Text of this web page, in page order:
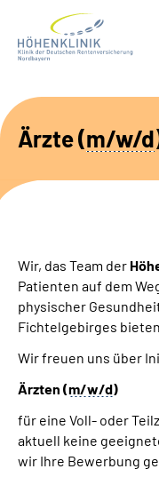
Service
Karriere
Suche
Gebärdensprache
Ärzte (m/w/d
Wir, das Team der
Patienten auf dem
physischer
Fichtelgebirges
Wir freuen uns über
Ärzten (m/w/d)
für eine Voll- oder
aktuell keine
wir Ihre Bewerbung